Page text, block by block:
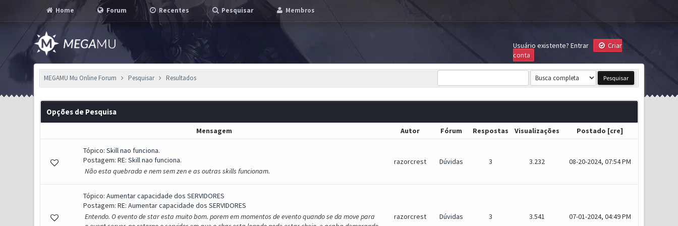
Home Forum Recentes Pesquisar Membros
Usuário existente? Entrar
Criar
conta
MEGAMU Mu Online Forum Pesquisar Resultados
Opções de Pesquisa
Mensagem Autor Fórum Respostas Visualizações Postado [cre]
Tópico: Skill nao funciona.
Postagem: RE: Skill nao funciona.
Não esta quebrada e nem sem zen e as outras skills funcionam.
razorcrest Dúvidas 3 3.232 08-20-2024, 07:54 PM
Tópico: Aumentar capacidade dos SERVIDORES
Postagem: RE: Aumentar capacidade dos SERVIDORES
Entendo. O evento de star esta muito bom. porem em momentos de evento quando se da move para
razorcrest Dúvidas 3 3.541 07-01-2024, 04:49 PM